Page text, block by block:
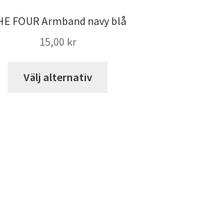
FOUR Armband navy blå
15,00 kr
Välj alternativ